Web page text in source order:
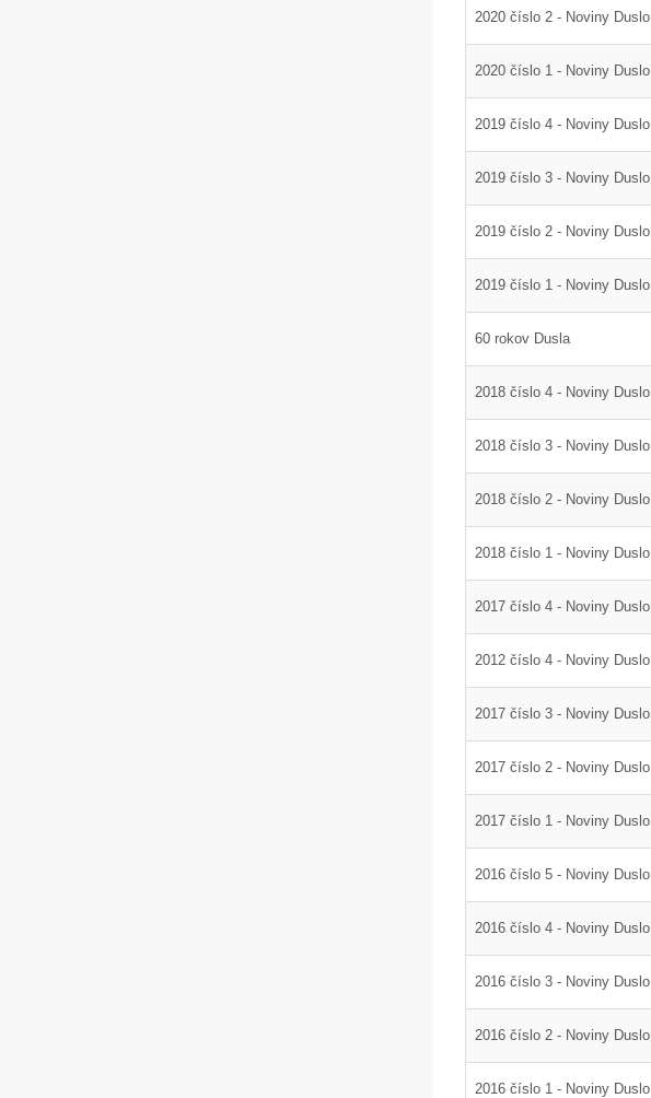
2020 číslo 2 - Noviny Duslo
2020 číslo 1 - Noviny Duslo
2019 číslo 4 - Noviny Duslo
2019 číslo 3 - Noviny Duslo
2019 číslo 2 - Noviny Duslo
2019 číslo 1 - Noviny Duslo
60 rokov Dusla
2018 číslo 4 - Noviny Duslo
2018 číslo 3 - Noviny Duslo
2018 číslo 2 - Noviny Duslo
2018 číslo 1 - Noviny Duslo
2017 číslo 4 - Noviny Duslo
2012 číslo 4 - Noviny Duslo
2017 číslo 3 - Noviny Duslo
2017 číslo 2 - Noviny Duslo
2017 číslo 1 - Noviny Duslo
2016 číslo 5 - Noviny Duslo
2016 číslo 4 - Noviny Duslo
2016 číslo 3 - Noviny Duslo
2016 číslo 2 - Noviny Duslo
2016 číslo 1 - Noviny Duslo